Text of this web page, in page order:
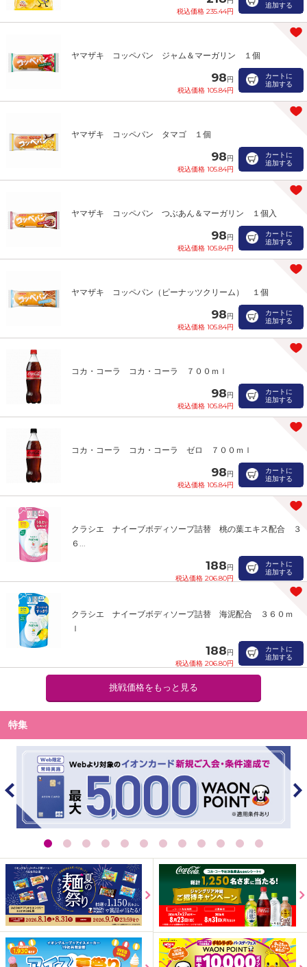
税込価格 235.44円
追加する
ヤマザキ コッペパン ジャム＆マーガリン １個
98円
税込価格 105.84円
カートに
追加する
ヤマザキ コッペパン タマゴ １個
98円
税込価格 105.84円
カートに
追加する
ヤマザキ コッペパン つぶあん＆マーガリン １個入
98円
税込価格 105.84円
カートに
追加する
ヤマザキ コッペパン（ピーナッツクリーム） １個
98円
税込価格 105.84円
カートに
追加する
コカ・コーラ コカ・コーラ ７００ｍｌ
98円
税込価格 105.84円
カートに
追加する
コカ・コーラ コカ・コーラ ゼロ ７００ｍｌ
98円
税込価格 105.84円
カートに
追加する
クラシエ ナイーブボディソープ詰替 桃の葉エキス配合 ３
６...
188円
税込価格 206.80円
カートに
追加する
クラシエ ナイーブボディソープ詰替 海泥配合 ３６０ｍ
ｌ
188円
税込価格 206.80円
カートに
追加する
挑戦価格をもっと見る
特集